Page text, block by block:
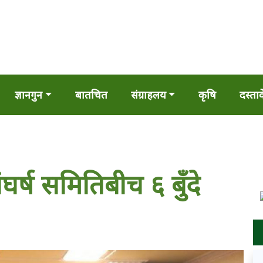
ज्ञानगुन बातचित संग्राहलय कृषि
समितिबीच ६ बुँदे